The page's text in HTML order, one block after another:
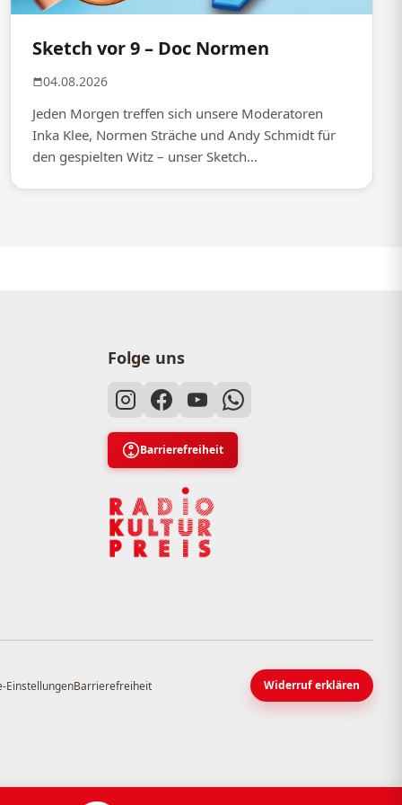
Sketch vor 9 – Doc Normen
04.08.2026
Jeden Morgen treffen sich unsere Moderatoren
Inka Klee, Normen Sträche und Andy Schmidt für
den gespielten Witz – unser Sketch...
Folge uns
Barrierefreiheit
EinstellungenBarrierefreiheit Widerruf erklären